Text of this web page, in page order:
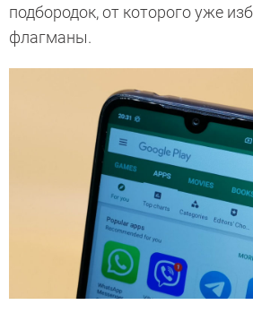
подбородок, от которого уже
флагманы.